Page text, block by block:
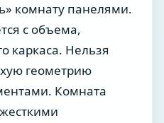
комнату панелями.
с объема,
каркаса. Нельзя
геометрию
Комната